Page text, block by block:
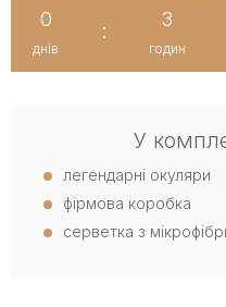
0
днів
:
3
годин
У
легендарні окуляри
фірмова коробка
серветка з